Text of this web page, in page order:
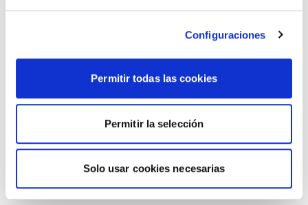
Configuraciones
Permitir todas las cookies
Permitir la selección
Solo usar cookies necesarias